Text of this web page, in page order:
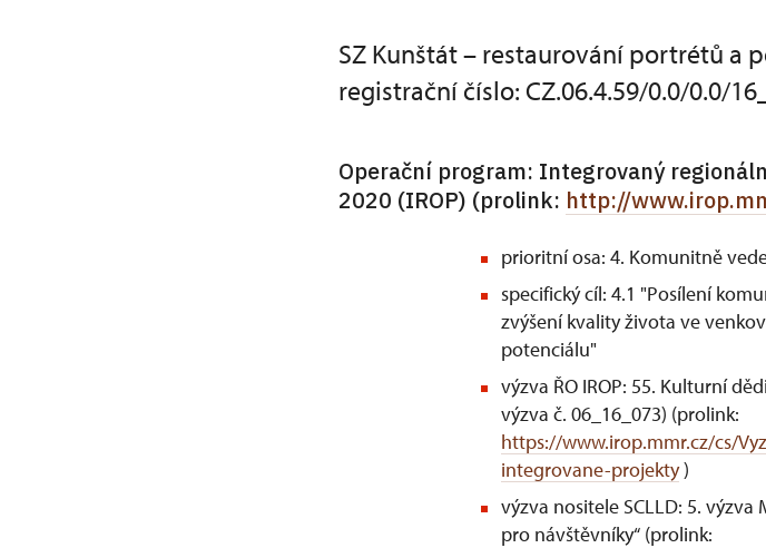
SZ Kunštát – restaurování portrétů a
registrační číslo: CZ.06.4.59/0.0/0.0/
Operační program: Integrovaný
2020 (IROP) (prolink: http://
prioritní osa: 4. Komunitně
specifický cíl: 4.1 "Posílení
zvýšení kvality života ve
potenciálu"
výzva ŘO IROP: 55. Kulturní
výzva č. 06_16_073) (prolink:
https://www.irop.mmr.cz/cs/
integrovane-projekty)
výzva nositele SCLLD: 5. výzva
pro návštěvníky“ (prolink: